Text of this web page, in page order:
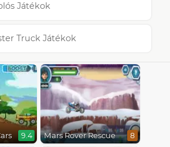
Játékok
Truck Játékok
9.4 Mars Rover Rescue 8